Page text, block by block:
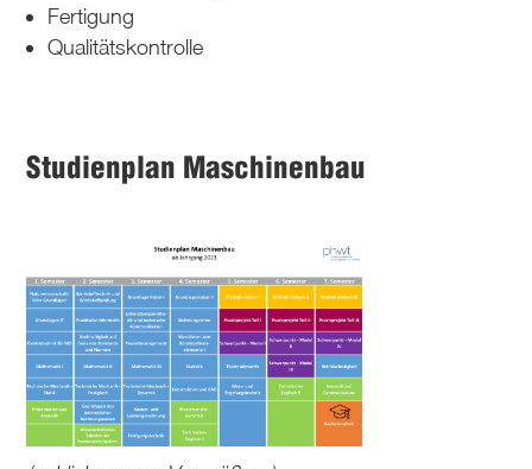
Fertigung
Qualitätskontrolle
Studienplan Maschinenbau